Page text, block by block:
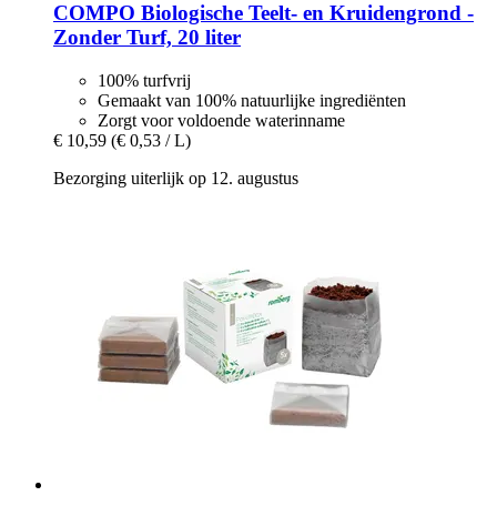
COMPO Biologische Teelt-​ en Kruidengrond -​
Zonder Turf, 20 liter
100% turfvrij
Gemaakt van 100% natuurlijke ingrediënten
Zorgt voor voldoende waterinname
€ 10,59 (€ 0,53 / L)
Bezorging uiterlijk op 12. augustus